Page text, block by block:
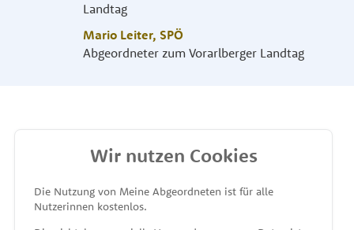
Landtag
Mario Leiter, SPÖ
Abgeordneter zum Vorarlberger Landtag
MEINE ABGEORDNETEN
unterstützt von
Wir nutzen Cookies
Die Nutzung von Meine Abgeordneten ist für alle
Nutzerinnen kostenlos.